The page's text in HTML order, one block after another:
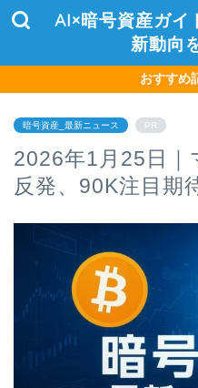
AI×暗号資産ガイ
新動向
おすすめ
暗号資産_最新ニュース PR
2026年1月25日｜
反発、90K注目期